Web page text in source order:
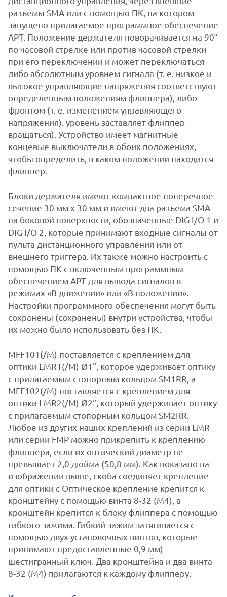
разъемы SMA или с помощью ПК, на котором
запущено прилагаемое программное обеспечение
APT. Положение держателя поворачивается на 90°
по часовой стрелке или против часовой стрелки
при его переключении и может переключаться
либо абсолютным уровнем сигнала (т. е. низкое и
высокое управляющие напряжения соответствуют
определенным положениям флиппера), либо
фронтом (т. е. изменением управляющего
напряжения). уровень заставляет флиппер
вращаться). Устройство имеет магнитные
концевые выключатели в обоих положениях,
чтобы определить, в каком положении находится
флиппер.
Блоки держателя имеют компактное поперечное
сечение 30 мм x 30 мм и имеют два разъема SMA
на боковой поверхности, обозначенные DIG I/O 1 и
DIG I/O 2, которые принимают входные сигналы от
пульта дистанционного управления или от
внешнего триггера. Их также можно настроить с
помощью ПК с включенным программным
обеспечением APT для вывода сигналов в
режимах «В движении» или «В положении».
Настройки программного обеспечения могут быть
сохранены (сохранены) внутри устройства, чтобы
их можно было использовать без ПК.
MFF101(/M) поставляется с креплением для
оптики LMR1(/M) Ø1", которое удерживает оптику
с прилагаемым стопорным кольцом SM1RR, а
MFF102(/M) поставляется с креплением для
оптики LMR2(/M) Ø2", который удерживает оптику
с прилагаемым стопорным кольцом SM2RR.
Любое из других наших креплений из серии LMR
или серии FMP можно прикрепить к креплению
флиппера, если их оптический диаметр не
превышает 2,0 дюйма (50,8 мм). Как показано на
изображении выше, скоба соединяет крепление
для оптики с Оптическое крепление крепится к
кронштейну с помощью винта 8-32 (M4), а
кронштейн крепится к блоку флиппера с помощью
гибкого зажима. Гибкий зажим затягивается с
помощью двух установочных винтов, которые
принимают предоставленные 0,9 мм)
шестигранный ключ. Два кронштейна и два винта
8-32 (M4) прилагаются к каждому флипперу.